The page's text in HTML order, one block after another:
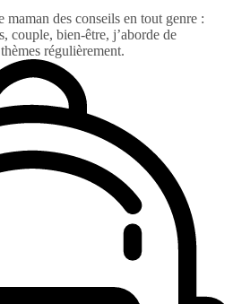
des conseils en tout genre :
couple, bien-être, j’aborde de
régulièrement.